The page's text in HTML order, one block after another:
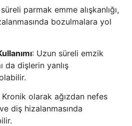
parmak emme alışkanlığı,
bozulmalara yol
: Uzun süreli emzik
da dişlerin yanlış
Kronik olarak ağızdan nefes
diş hizalanmasında